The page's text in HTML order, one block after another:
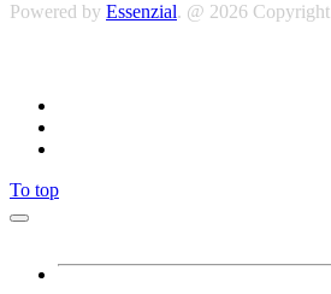
Powered by Essenzial. @ 2026 Copyright
To top